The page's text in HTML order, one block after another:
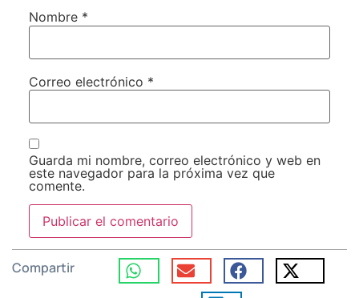
Nombre *
Correo electrónico *
Guarda mi nombre, correo electrónico y web en
este navegador para la próxima vez que
comente.
Compartir